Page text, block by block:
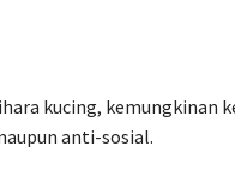
kucing,
anti-sosial.